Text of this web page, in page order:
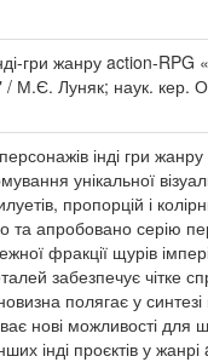
гри жанру action-RPG
/ М.Є. Луняк; наук.
інді гри
унікальної
пропорцій і
та апробовано серію
фракції щурів
забезпечує чітке
полягає у
нові можливості для
інді проєктів у